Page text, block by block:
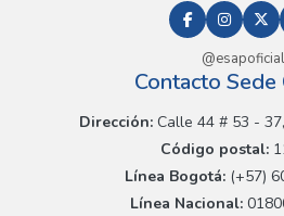
@esapoficial
Contacto Sede
Dirección:Calle 44 # 53 - 37,
Código postal:
Línea Bogotá:(+57)
Línea Nacional: